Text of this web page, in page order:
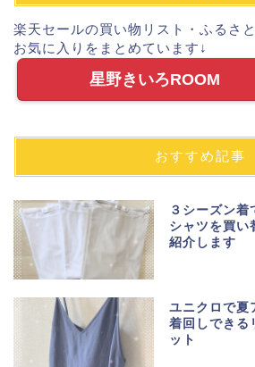
楽天セールの買い物リスト・ふるさ
お気に入りをまとめています↓
星野きいろROOM
おすすめ記事
３シーズン
シャツを買い
紹介します
ユニクロで夏
着回しできる
ット